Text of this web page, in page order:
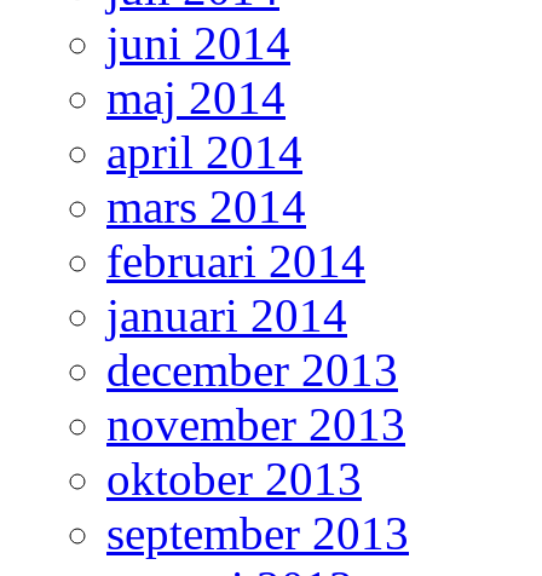
juni 2014
maj 2014
april 2014
mars 2014
februari 2014
januari 2014
december 2013
november 2013
oktober 2013
september 2013